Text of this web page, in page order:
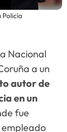
Policía
Nacional
a un
autor de
en un
fue